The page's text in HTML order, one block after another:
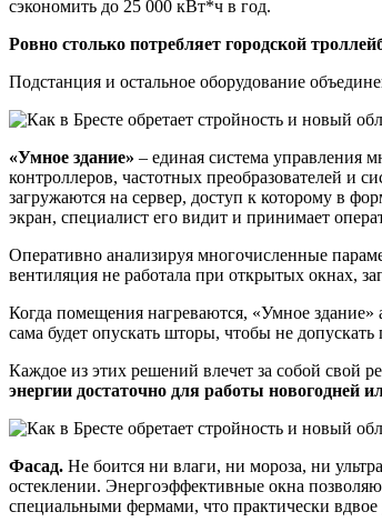
сэкономить до 25 000 кВт*ч в год.
Ровно столько потребляет городской
Подстанция и остальное оборудование
«Умное здание» – единая система управления
контроллеров, частотных преобразователей и
загружаются на сервер, доступ к которому в
экран, специалист его видит и принимает
Оперативно анализируя многочисленные
вентиляция не работала при открытых окнах,
Когда помещения нагреваются, «Умное
сама будет опускать шторы, чтобы не
Каждое из этих решений влечет за собой свой
энергии достаточно для работы новогодней
Фасад. Не боится ни влаги, ни мороза, ни
остеклении. Энергоэффективные окна
специальными фермами, что практически